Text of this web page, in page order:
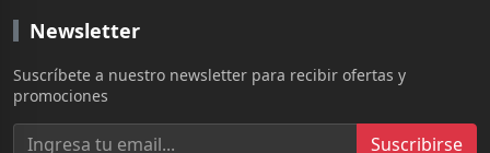
Newsletter
Suscríbete a nuestro newsletter para recibir ofertas y
promociones
Suscribirse